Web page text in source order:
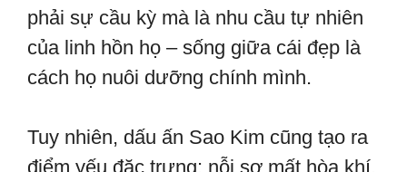
phải sự cầu kỳ mà là nhu cầu tự nhiên
của linh hồn họ – sống giữa cái đẹp là
cách họ nuôi dưỡng chính mình.
Tuy nhiên, dấu ấn Sao Kim cũng tạo ra
điểm yếu đặc trưng: nỗi sợ mất hòa khí.